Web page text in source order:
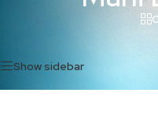
Marli Ecológica
Show sidebar